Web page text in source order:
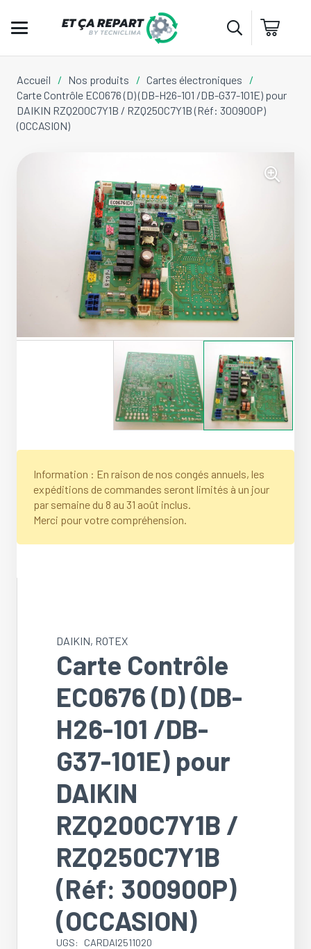
Accueil / Nos produits / Cartes électroniques
/
Carte Contrôle EC0676 (D) (DB-H26-101 /DB-G37-101E) pour
DAIKIN RZQ200C7Y1B / RZQ250C7Y1B (Réf: 300900P)
(OCCASION)
Information : En raison de nos congés annuels, les
expéditions de commandes seront limités à un jour
par semaine du 8 au 31 août inclus.
Merci pour votre compréhension.
DAIKIN, ROTEX
Carte Contrôle
EC0676 (D) (DB-
H26-101 /DB-
G37-101E) pour
DAIKIN
RZQ200C7Y1B /
RZQ250C7Y1B
(Réf: 300900P)
(OCCASION)
UGS: CARDAI2511020